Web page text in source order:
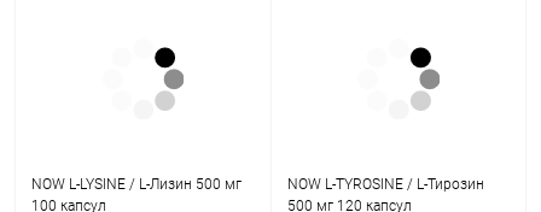
NOW L-LYSINE / L-Лизин 500 мг
100 капсул
NOW L-TYROSINE / L-Тирозин
500 мг 120 капсул